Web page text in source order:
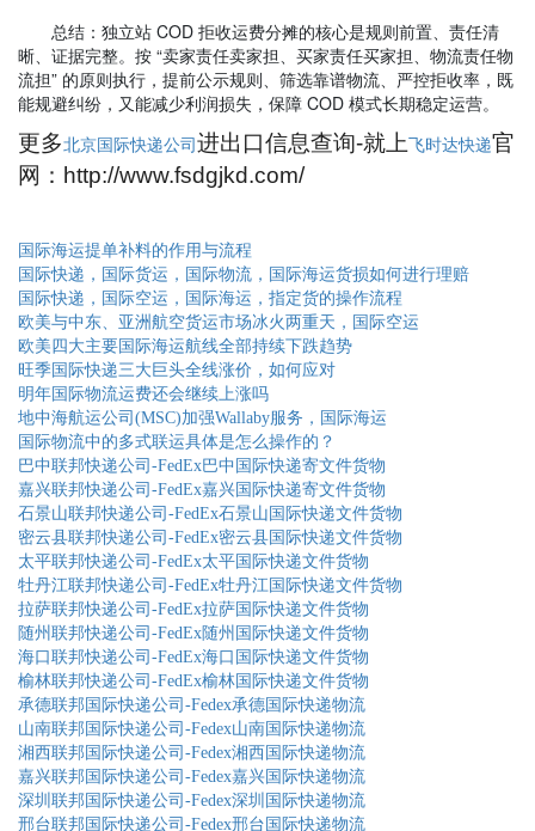
总结：独立站 COD 拒收运费分摊的核心是规则前置、责任清
晰、证据完整。按 “卖家责任卖家担、买家责任买家担、物流责任物
流担” 的原则执行，提前公示规则、筛选靠谱物流、严控拒收率，既
能规避纠纷，又能减少利润损失，保障 COD 模式长期稳定运营。
更多北京国际快递公司进出口信息查询-就上飞时达快递官
网：http://www.fsdgjkd.com/
国际海运提单补料的作用与流程
国际快递，国际货运，国际物流，国际海运货损如何进行理赔
国际快递，国际空运，国际海运，指定货的操作流程
欧美与中东、亚洲航空货运市场冰火两重天，国际空运
欧美四大主要国际海运航线全部持续下跌趋势
旺季国际快递三大巨头全线涨价，如何应对
明年国际物流运费还会继续上涨吗
地中海航运公司(MSC)加强Wallaby服务，国际海运
国际物流中的多式联运具体是怎么操作的？
巴中联邦快递公司-FedEx巴中国际快递寄文件货物
嘉兴联邦快递公司-FedEx嘉兴国际快递寄文件货物
石景山联邦快递公司-FedEx石景山国际快递文件货物
密云县联邦快递公司-FedEx密云县国际快递文件货物
太平联邦快递公司-FedEx太平国际快递文件货物
牡丹江联邦快递公司-FedEx牡丹江国际快递文件货物
拉萨联邦快递公司-FedEx拉萨国际快递文件货物
随州联邦快递公司-FedEx随州国际快递文件货物
海口联邦快递公司-FedEx海口国际快递文件货物
榆林联邦快递公司-FedEx榆林国际快递文件货物
承德联邦国际快递公司-Fedex承德国际快递物流
山南联邦国际快递公司-Fedex山南国际快递物流
湘西联邦国际快递公司-Fedex湘西国际快递物流
嘉兴联邦国际快递公司-Fedex嘉兴国际快递物流
深圳联邦国际快递公司-Fedex深圳国际快递物流
邢台联邦国际快递公司-Fedex邢台国际快递物流